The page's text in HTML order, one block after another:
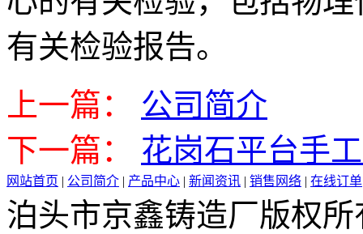
有关检验报告。
上一篇：
公司简介
下一篇：
花岗石平台手
网站首页 | 公司简介 | 产品中心 | 新闻资讯 | 销售网络 | 在线订单
泊头市京鑫铸造厂版权所